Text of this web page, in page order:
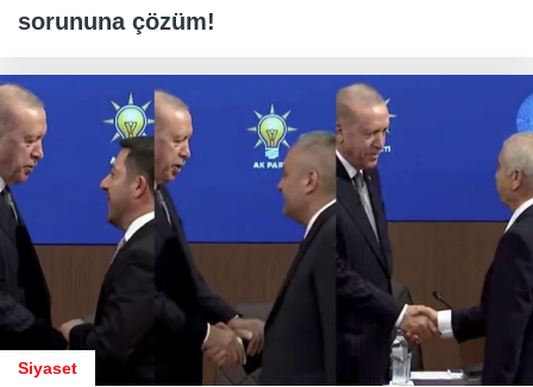
sorununa çözüm!
Siyaset